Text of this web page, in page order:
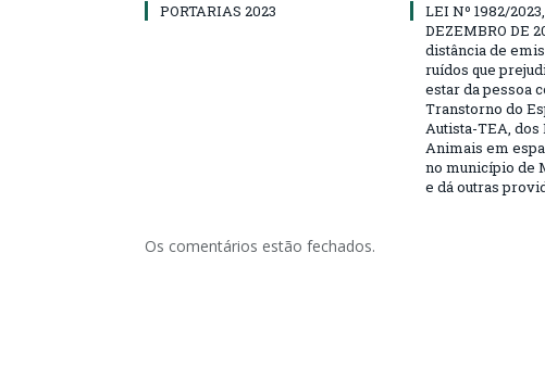
PORTARIAS 2023
LEI Nº 1982/
DEZEMBRO DE
distância de
ruídos que
estar da pessoa
Transtorno do
Autista-TEA, dos
Animais em
no município de
e dá outras
Os comentários estão fechados.